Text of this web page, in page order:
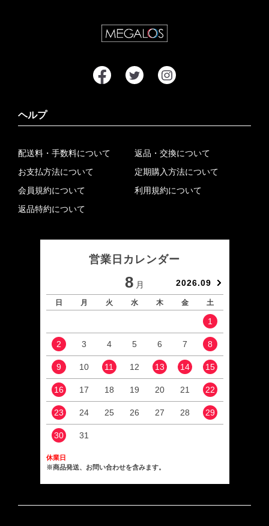
ヘルプ
配送料・手数料について
お支払方法について
会員規約について
返品特約について
返品・交換について
定期購入方法について
利用規約について
営業日カレンダー
8 月 2026.09
日 月 火 水 木 金 土
1
2 3 4 5 6 7 8
9 10 11 12 13 14 15
16 17 18 19 20 21 22
23 24 25 26 27 28 29
30 31
休業日
※商品発送、お問い合わせを含みます。